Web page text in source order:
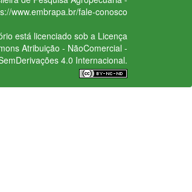
www.embrapa.br/fale-conosco
está licenciado sob a Licença
Atribuição - NãoComercial -
4.0 Internacional.